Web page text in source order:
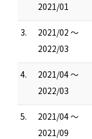
2021/01
3.
2021/02 ～
2022/03
4.
2021/04 ～
2022/03
5.
2021/04 ～
2021/09